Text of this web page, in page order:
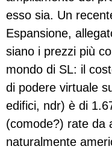
esso sia. Un
Espansione,
siano i prezzi più
mondo di SL: il
di podere virtuale
edifici, ndr) è di
(comode?) rate da
naturalmente